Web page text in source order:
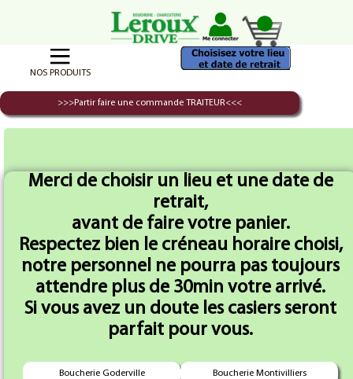
NOS PRODUITS
>>>Partir faire une commande TRAITEUR<<<
Merci de choisir un lieu et une date de
retrait,
avant de faire votre panier.
Respectez bien le créneau horaire choisi,
notre personnel ne pourra pas toujours
attendre plus de 30min votre arrivé.
Si vous avez un doute les casiers seront
parfait pour vous.
Boucherie Goderville Boucherie Montivilliers